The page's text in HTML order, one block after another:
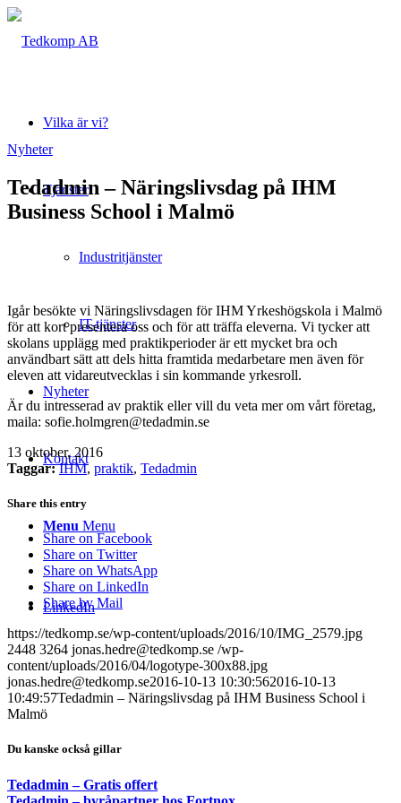
Vilka är vi?
Tjänster
Industritjänster
IT-tjänster
Nyheter
Kontakt
Menu Menu
LinkedIn
Nyheter
Tedadmin – Näringslivsdag på IHM
Business School i Malmö
Igår besökte vi Näringslivsdagen för IHM Yrkeshögskola i Malmö
för att kort presentera oss och för att träffa eleverna. Vi tycker att
skolans upplägg med praktikperioder är ett mycket bra och
användbart sätt att dels hitta framtida medarbetare men även för
eleven att vidareutvecklas i sin kommande yrkesroll.
Är du intresserad av praktik eller vill du veta mer om vårt företag,
maila: sofie.holmgren@tedadmin.se
13 oktober, 2016
Taggar: IHM, praktik, Tedadmin
Share this entry
Share on Facebook
Share on Twitter
Share on WhatsApp
Share on LinkedIn
Share by Mail
https://tedkomp.se/wp-content/uploads/2016/10/IMG_2579.jpg
2448 3264 jonas.hedre@tedkomp.se /wp-
content/uploads/2016/04/logotype-300x88.jpg
jonas.hedre@tedkomp.se2016-10-13 10:30:562016-10-13
10:49:57Tedadmin – Näringslivsdag på IHM Business School i
Malmö
Du kanske också gillar
Tedadmin – Gratis offert